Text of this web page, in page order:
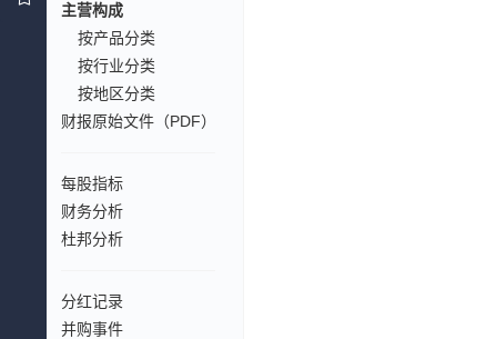
主营构成
按产品分类
按行业分类
按地区分类
财报原始文件（PDF）
每股指标
财务分析
杜邦分析
分红记录
并购事件